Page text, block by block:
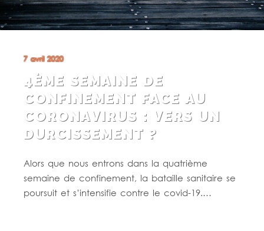
7 avril 2020
4ÈME SEMAINE DE
CONFINEMENT FACE AU
CORONAVIRUS : VERS UN
DURCISSEMENT ?
Alors que nous entrons dans la quatrième
semaine de confinement, la bataille sanitaire se
poursuit et s’intensifie contre le covid-19.…